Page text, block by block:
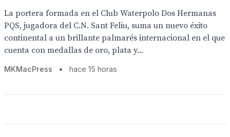
La portera formada en el Club Waterpolo Dos Hermanas
PQS, jugadora del C.N. Sant Feliu, suma un nuevo éxito
continental a un brillante palmarés internacional en el que
cuenta con medallas de oro, plata y...
MKMacPress • hace 15 horas